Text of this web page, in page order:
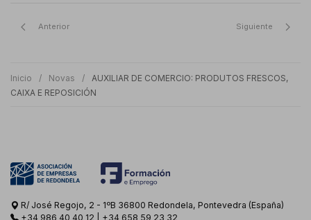
Anterior Siguiente
Inicio Novas
AUXILIAR DE COMERCIO: PRODUTOS FRESCOS,
CAIXA E REPOSICIÓN
R/ José Regojo, 2 - 1ºB 36800 Redondela, Pontevedra (España)
+34 986 40 40 12
+34 658 59 23 32